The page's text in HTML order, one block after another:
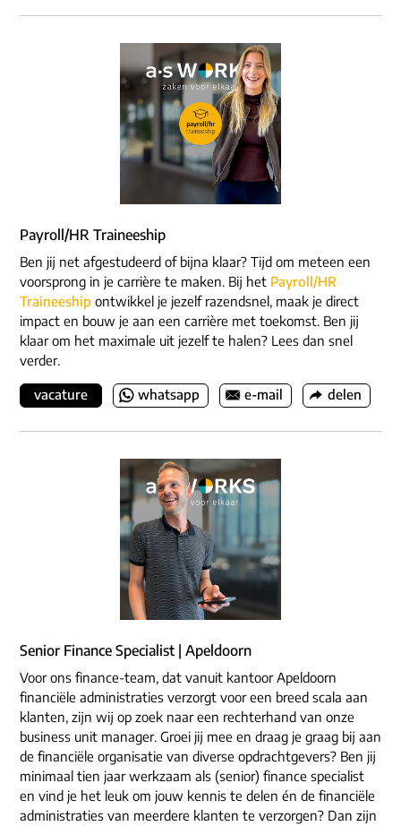
Payroll/HR Traineeship
Ben jij net afgestudeerd of bijna klaar? Tijd om meteen een
voorsprong in je carrière te maken. Bij het Payroll/HR
Traineeship ontwikkel je jezelf razendsnel, maak je direct
impact en bouw je aan een carrière met toekomst. Ben jij
klaar om het maximale uit jezelf te halen? Lees dan snel
verder.
vacature whatsapp e-mail delen
Senior Finance Specialist | Apeldoorn
Voor ons finance-team, dat vanuit kantoor Apeldoorn
financiële administraties verzorgt voor een breed scala aan
klanten, zijn wij op zoek naar een rechterhand van onze
business unit manager. Groei jij mee en draag je graag bij aan
de financiële organisatie van diverse opdrachtgevers? Ben jij
minimaal tien jaar werkzaam als (senior) finance specialist
en vind je het leuk om jouw kennis te delen én de financiële
administraties van meerdere klanten te verzorgen? Dan zijn